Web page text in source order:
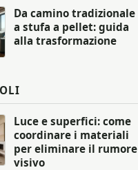
Da camino tradizionale
a stufa a pellet: guida
alla trasformazione
Luce e superfici: come
coordinare i materiali
per eliminare il rumore
visivo